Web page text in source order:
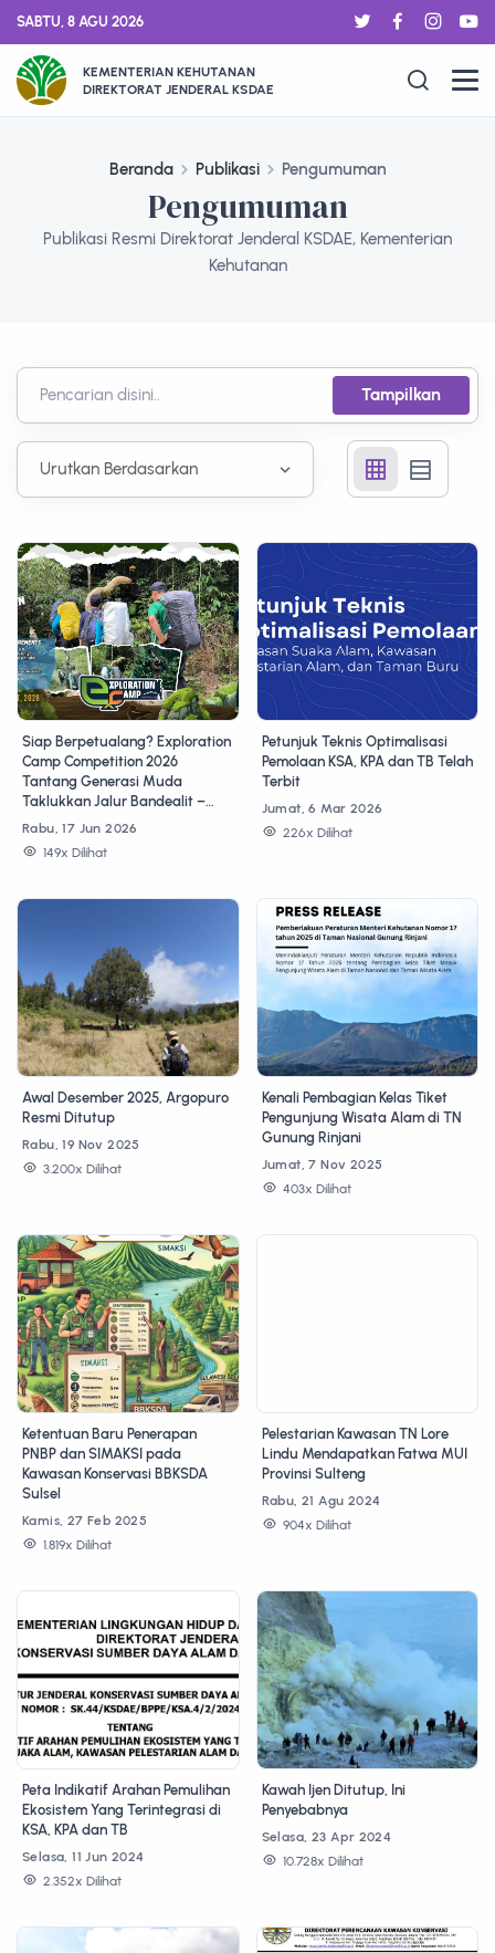
SABTU, 8 AGU 2026
KEMENTERIAN KEHUTANAN
DIREKTORAT JENDERAL KSDAE
Beranda Publikasi Pengumuman
Pengumuman
Publikasi Resmi Direktorat Jenderal KSDAE, Kementerian
Kehutanan
Tampilkan
Siap Berpetualang? Exploration
Camp Competition 2026
Tantang Generasi Muda
Taklukkan Jalur Bandealit –
Sukamade!
Rabu, 17 Jun 2026
149x Dilihat
Petunjuk Teknis Optimalisasi
Pemolaan KSA, KPA dan TB Telah
Terbit
Jumat, 6 Mar 2026
226x Dilihat
Awal Desember 2025, Argopuro
Resmi Ditutup
Rabu, 19 Nov 2025
3.200x Dilihat
Kenali Pembagian Kelas Tiket
Pengunjung Wisata Alam di TN
Gunung Rinjani
Jumat, 7 Nov 2025
403x Dilihat
Ketentuan Baru Penerapan
PNBP dan SIMAKSI pada
Kawasan Konservasi BBKSDA
Sulsel
Kamis, 27 Feb 2025
1.819x Dilihat
Pelestarian Kawasan TN Lore
Lindu Mendapatkan Fatwa MUI
Provinsi Sulteng
Rabu, 21 Agu 2024
904x Dilihat
Peta Indikatif Arahan Pemulihan
Ekosistem Yang Terintegrasi di
KSA, KPA dan TB
Selasa, 11 Jun 2024
2.352x Dilihat
Kawah Ijen Ditutup, Ini
Penyebabnya
Selasa, 23 Apr 2024
10.728x Dilihat